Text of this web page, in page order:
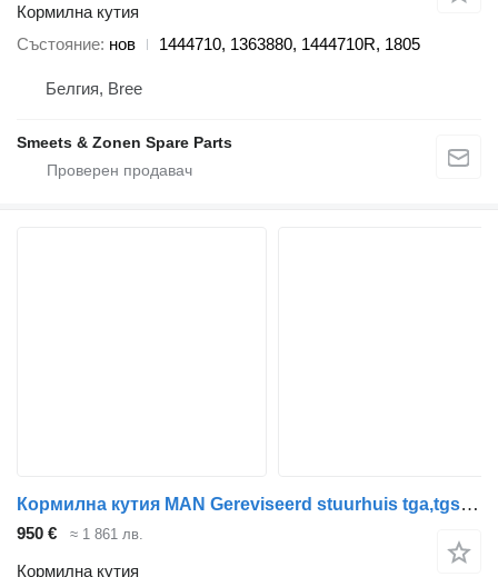
Кормилна кутия
Състояние нов 1444710, 1363880, 1444710R, 1805
Белгия, Bree
Smeets & Zonen Spare Parts
Кормилна кутия MAN Gereviseerd stuurhuis tga,tgs,tgx 81462006357 за влекач
950 € ≈ 1 861 лв.
Кормилна кутия